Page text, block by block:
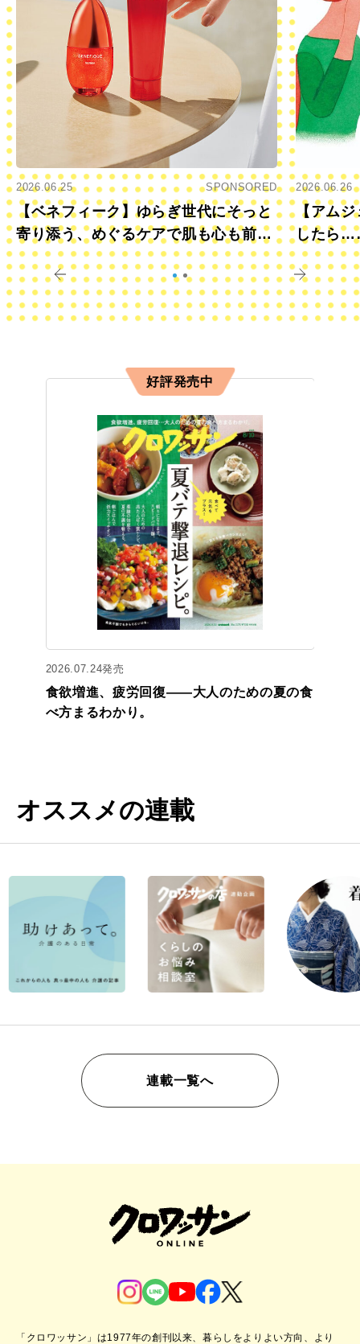
2026.06.25 SPONSORED
【ベネフィーク】ゆらぎ世代にそっと
寄り添う、めぐるケアで肌も心も前向
きに
2026.06.26
【アムジ
したら
すか？
好評発売中
2026.07.24発売
食欲増進、疲労回復——大人のための夏の食
べ方まるわかり。
オススメの連載
連載一覧へ
「クロワッサン」は1977年の創刊以来、暮らしをよりよい方向、より